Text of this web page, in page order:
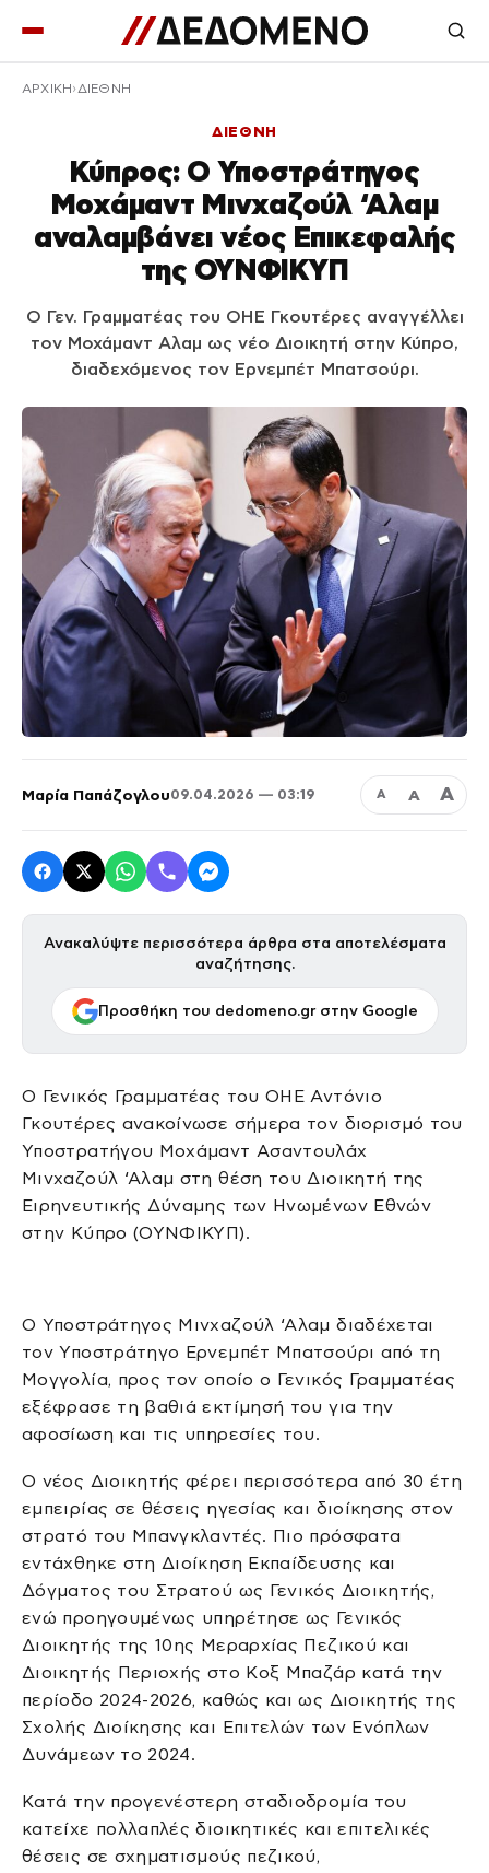
ΑΡΧΙΚΉ ΔΙΕΘΝΗ
ΔΙΕΘΝΗ
Κύπρος: Ο Υποστράτηγος
Μοχάμαντ Μινχαζούλ ‘Αλαμ
αναλαμβάνει νέος Επικεφαλής
της ΟΥΝΦΙΚΥΠ
Ο Γεν. Γραμματέας του ΟΗΕ Γκουτέρες αναγγέλλει
τον Μοχάμαντ Αλαμ ως νέο Διοικητή στην Κύπρο,
διαδεχόμενος τον Ερνεμπέτ Μπατσούρι.
Μαρία Παπάζογλου09.04.2026 — 03:19 Α Α Α
Ανακαλύψτε περισσότερα άρθρα στα αποτελέσματα
αναζήτησης.
Προσθήκη του dedomeno.gr στην Google
Ο Γενικός Γραμματέας του ΟΗΕ Αντόνιο
Γκουτέρες ανακοίνωσε σήμερα τον διορισμό του
Υποστρατήγου Μοχάμαντ Ασαντουλάχ
Μινχαζούλ ‘Αλαμ στη θέση του Διοικητή της
Ειρηνευτικής Δύναμης των Ηνωμένων Εθνών
στην Κύπρο (ΟΥΝΦΙΚΥΠ).
Ο Υποστράτηγος Μινχαζούλ ‘Αλαμ διαδέχεται
τον Υποστράτηγο Ερνεμπέτ Μπατσούρι από τη
Moγγολία, προς τον οποίο ο Γενικός Γραμματέας
εξέφρασε τη βαθιά εκτίμησή του για την
αφοσίωση και τις υπηρεσίες του.
Ο νέος Διοικητής φέρει περισσότερα από 30 έτη
εμπειρίας σε θέσεις ηγεσίας και διοίκησης στον
στρατό του Μπανγκλαντές. Πιο πρόσφατα
εντάχθηκε στη Διοίκηση Εκπαίδευσης και
Δόγματος του Στρατού ως Γενικός Διοικητής,
ενώ προηγουμένως υπηρέτησε ως Γενικός
Διοικητής της 10ης Μεραρχίας Πεζικού και
Διοικητής Περιοχής στο Κοξ Μπαζάρ κατά την
περίοδο 2024-2026, καθώς και ως Διοικητής της
Σχολής Διοίκησης και Επιτελών των Ενόπλων
Δυνάμεων το 2024.
Κατά την προγενέστερη σταδιοδρομία του
κατείχε πολλαπλές διοικητικές και επιτελικές
θέσεις σε σχηματισμούς πεζικού,